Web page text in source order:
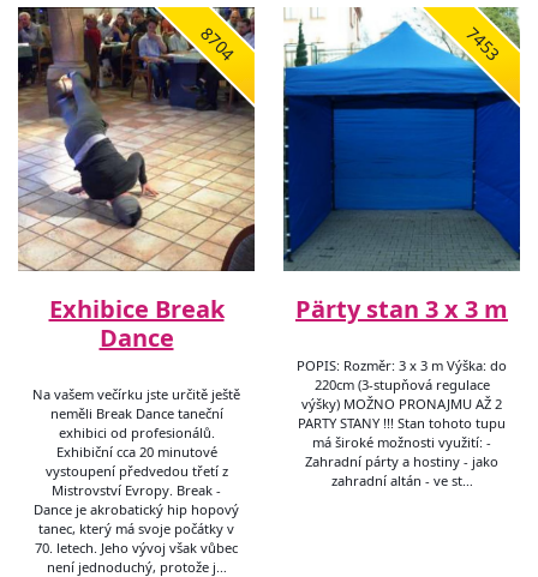
8704
Exhibice Break
Dance
Na vašem večírku jste určitě ještě
neměli Break Dance taneční
exhibici od profesionálů.
Exhibiční cca 20 minutové
vystoupení předvedou třetí z
Mistrovství Evropy. Break -
Dance je akrobatický hip hopový
tanec, který má svoje počátky v
70. letech. Jeho vývoj však vůbec
není jednoduchý, protože j…
7453
Pärty stan 3 x 3 m
POPIS: Rozměr: 3 x 3 m Výška: do
220cm (3-stupňová regulace
výšky) MOŽNO PRONAJMU AŽ 2
PARTY STANY !!! Stan tohoto tupu
má široké možnosti využití: -
Zahradní párty a hostiny - jako
zahradní altán - ve st…